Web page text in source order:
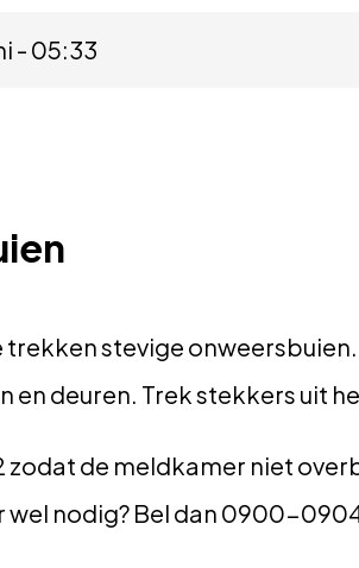
- 05:33
stevige
en deuren. Trek stekkers uit
zodat de meldkamer niet
wel nodig? Bel dan 0900-